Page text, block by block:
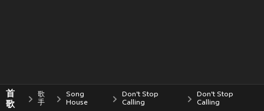
首
歌
歌
手
Song
House
Don't Stop
Calling
Don't Stop
Calling